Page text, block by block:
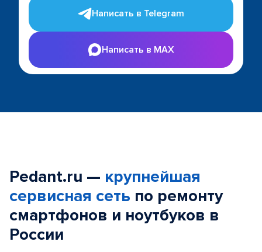
Написать в Telegram
Написать в MAX
Pedant.ru — крупнейшая
сервисная сеть по ремонту
смартфонов и ноутбуков в
России